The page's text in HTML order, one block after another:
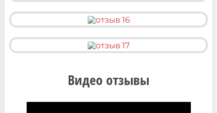
Видео отзывы